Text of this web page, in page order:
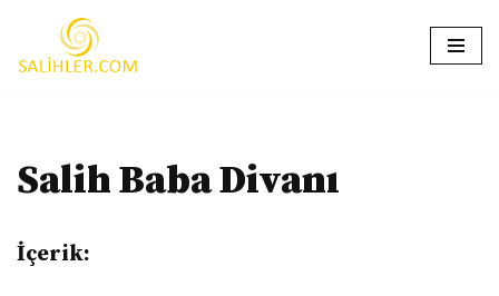
İçeriğe
Salih Baba Divanı
İçerik: